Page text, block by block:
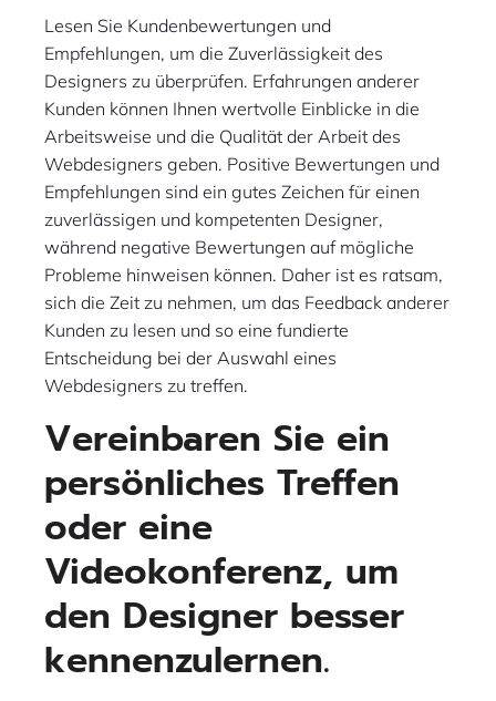
Lesen Sie Kundenbewertungen und
Empfehlungen, um die Zuverlässigkeit des
Designers zu überprüfen. Erfahrungen anderer
Kunden können Ihnen wertvolle Einblicke in die
Arbeitsweise und die Qualität der Arbeit des
Webdesigners geben. Positive Bewertungen und
Empfehlungen sind ein gutes Zeichen für einen
zuverlässigen und kompetenten Designer,
während negative Bewertungen auf mögliche
Probleme hinweisen können. Daher ist es ratsam,
sich die Zeit zu nehmen, um das Feedback anderer
Kunden zu lesen und so eine fundierte
Entscheidung bei der Auswahl eines
Webdesigners zu treffen.
Vereinbaren Sie ein
persönliches Treffen
oder eine
Videokonferenz, um
den Designer besser
kennenzulernen.